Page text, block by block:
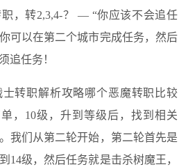
，转2,3,4-？ — “你应该不会追任
可以在第二个城市完成任务，然后
追任务！
士转职解析攻略哪个恶魔转职比较
，10级，升到等级后，找到相关
我们从第二轮开始，第二轮首先是
14级，然后任务就是击杀树魔王，